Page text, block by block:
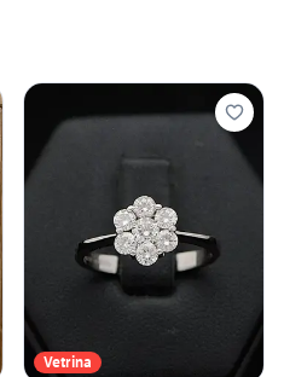
Vetrina